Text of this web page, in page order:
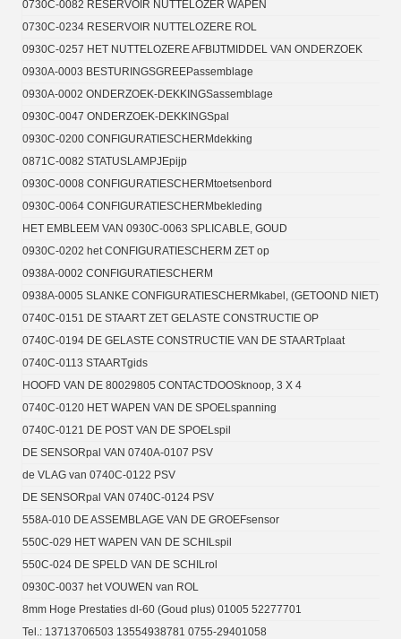
0730C-0082 RESERVOIR NUTTELOZER WAPEN
0730C-0234 RESERVOIR NUTTELOZERE ROL
0930C-0257 HET NUTTELOZERE AFBIJTMIDDEL VAN ONDERZOEK
0930A-0003 BESTURINGSGREEPassemblage
0930A-0002 ONDERZOEK-DEKKINGSassemblage
0930C-0047 ONDERZOEK-DEKKINGSpal
0930C-0200 CONFIGURATIESCHERMdekking
0871C-0082 STATUSLAMPJEpijp
0930C-0008 CONFIGURATIESCHERMtoetsenbord
0930C-0064 CONFIGURATIESCHERMbekleding
HET EMBLEEM VAN 0930C-0063 SPLICABLE, GOUD
0930C-0202 het CONFIGURATIESCHERM ZET op
0938A-0002 CONFIGURATIESCHERM
0938A-0005 SLANKE CONFIGURATIESCHERMkabel, (GETOOND NIET)
0740C-0151 DE STAART ZET GELASTE CONSTRUCTIE OP
0740C-0194 DE GELASTE CONSTRUCTIE VAN DE STAARTplaat
0740C-0113 STAARTgids
HOOFD VAN DE 80029805 CONTACTDOOSknoop, 3 X 4
0740C-0120 HET WAPEN VAN DE SPOELspanning
0740C-0121 DE POST VAN DE SPOELspil
DE SENSORpal VAN 0740A-0107 PSV
de VLAG van 0740C-0122 PSV
DE SENSORpal VAN 0740C-0124 PSV
558A-010 DE ASSEMBLAGE VAN DE GROEFsensor
550C-029 HET WAPEN VAN DE SCHILspil
550C-024 DE SPELD VAN DE SCHILrol
0930C-0037 het VOUWEN van ROL
8mm Hoge Prestaties dl-60 (Goud plus) 01005 52277701
Tel.: 13713706503 13554938781 0755-29401058